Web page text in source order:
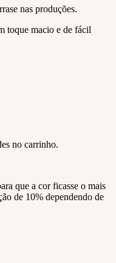
nas produções.
toque macio e de fácil
no carrinho.
que a cor ficasse o mais
de 10% dependendo de